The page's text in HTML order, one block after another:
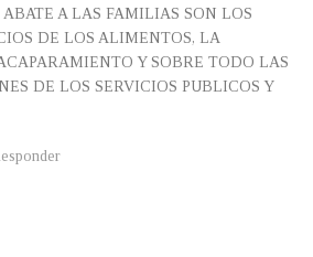
A LAS FAMILIAS SON LOS
DE LOS ALIMENTOS, LA
Y SOBRE TODO LAS
DE LOS SERVICIOS PUBLICOS Y